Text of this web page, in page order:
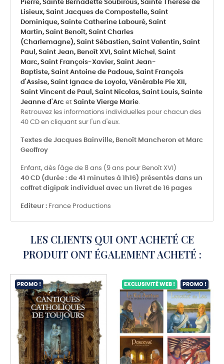
Pierre, Sainte Bernadette Soubirous, Sainte Thérèse de
Lisieux, Saint Jacques de Compostelle, Saint
Dominique, Sainte Catherine Labouré, Saint
Martin, Saint Benoît, Saint Charles
(Charlemagne), Saint Sébastien, Saint Valentin, Saint
Paul, Saint Jean, Benoît XVI, Saint Michel , Saint
Marc, Saint François-Xavier, Saint Jean-
Baptiste, Saint Antoine de Padoue, Saint François
d'Assise, Saint Ignace de Loyola, Vénérable Pie XII,
Saint Vincent de Paul, Saint Nicolas, Saint Louis, Sainte
Jeanne d'Arc et Sainte Vierge Marie.
Retrouvez les informations individuelles pour chacun des
40 CD en cliquant sur l'un d'eux.
Textes de Jacques Bainville, Benoît Mancheron et Marc
Geoffroy
Enfant, dès l'âge de 8 ans (9 ans pour Benoît XVI)
40 CD (durée : de 41 minutes à 1h16) présentés dans un
coffret digipak individuel avec un livret de 16 pages
Editeur : France Productions
LES CLIENTS QUI ONT ACHETÉ CE
PRODUIT ONT ÉGALEMENT ACHETÉ :
PROMO ! EXCLUSIVITÉ WEB ! PROMO !